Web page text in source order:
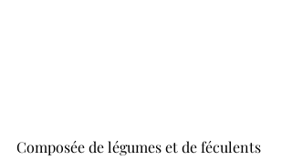
Composée de légumes et de féculents